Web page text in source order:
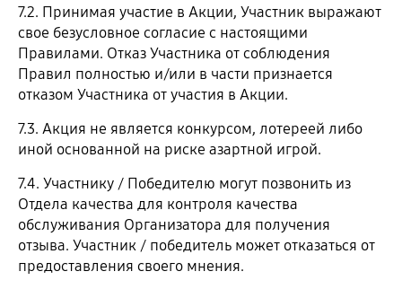
7.2. Принимая участие в Акции, Участник выражают
свое безусловное согласие с настоящими
Правилами. Отказ Участника от соблюдения
Правил полностью и/или в части признается
отказом Участника от участия в Акции.
7.3. Акция не является конкурсом, лотереей либо
иной основанной на риске азартной игрой.
7.4. Участнику / Победителю могут позвонить из
Отдела качества для контроля качества
обслуживания Организатора для получения
отзыва. Участник / победитель может отказаться от
предоставления своего мнения.